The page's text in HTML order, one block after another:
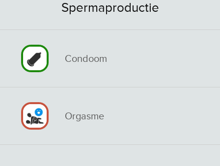
Spermaproductie
Condoom
Orgasme